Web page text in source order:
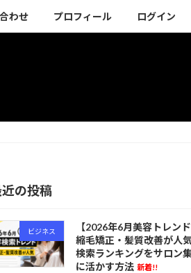
わせ プロフィール ログイン
の投稿
ビジネス
【2026年6月美容トレンド
縮毛矯正・髪質改善が人
検索ランキングをサロン
に活かす方法 新着!!